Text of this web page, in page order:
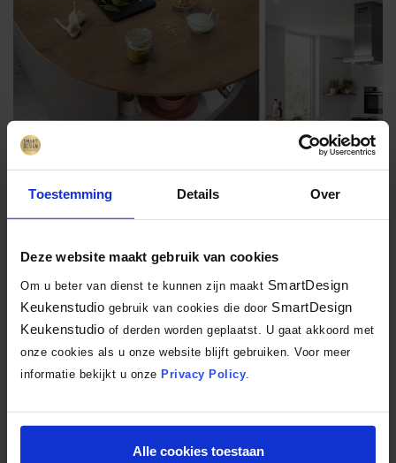
Toestemming Details Over
Deze website maakt gebruik van cookies
Om u beter van dienst te kunnen zijn maakt SmartDesign
Keukenstudio gebruik van cookies die door SmartDesign
Keukenstudio of derden worden geplaatst. U gaat akkoord met
onze cookies als u onze website blijft gebruiken. Voor meer
informatie bekijkt u onze Privacy Policy
Alle cookies toestaan
4. Noviteiten in keukenapparatuur
Naast de keukenstijlen en kleuren gebeurd er ook genoeg op het gebied
van keukenapparatuur:
Matzwarte coatings
op keukenplaten voor een luxe, moderne